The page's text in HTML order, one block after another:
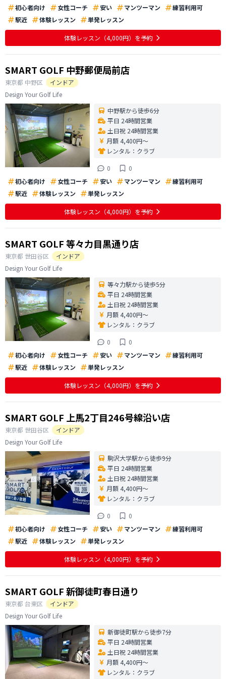
初心者向け 女性コーチ 安い マンツーマン
練習利用可
駅近
体験レッスン 単発レッスン
体験レッスン （4,000円） を予約
SMART GOLF 中野郵便局前店
東京都 中野区
インドア
Design Your Golf Life
中野駅から徒歩6分
平日 24時間営業
土日祝 24時間営業
月額 4,400円〜
レンタル： クラブ
0
0
初心者向け
女性コーチ 安い マンツーマン
練習利用可
駅近
体験レッスン 単発レッスン
体験レッスン （4,000円） を予約
SMART GOLF 等々力目黒通り店
東京都 世田谷区
インドア
Design Your Golf Life
等々力駅から徒歩5分
平日 24時間営業
土日祝 24時間営業
月額 4,400円〜
レンタル： クラブ
0
0
初心者向け
女性コーチ 安い マンツーマン
練習利用可
駅近
体験レッスン 単発レッスン
体験レッスン （4,000円） を予約
SMART GOLF 上馬2丁目246号線沿い店
東京都 世田谷区
インドア
Design Your Golf Life
駒沢大学駅から徒歩9分
平日 24時間営業
土日祝 24時間営業
月額 4,400円〜
レンタル： クラブ
0
0
初心者向け
女性コーチ 安い マンツーマン
練習利用可
駅近
体験レッスン 単発レッスン
体験レッスン （4,000円） を予約
SMART GOLF 新御徒町春日通り
東京都 台東区
インドア
Design Your Golf Life
新御徒町駅から徒歩7分
平日 24時間営業
土日祝 24時間営業
月額 4,400円〜
レンタル： クラブ